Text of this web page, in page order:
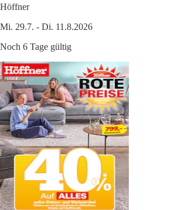
Höffner
Mi. 29.7. - Di. 11.8.2026
Noch 6 Tage gültig